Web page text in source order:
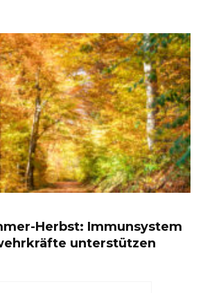
Herbst: Immunsystem
unterstützen